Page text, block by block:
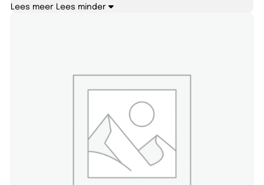
Lees meer Lees minder